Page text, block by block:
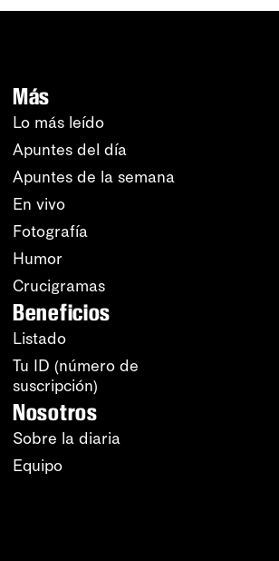
Más
Lo más leído
Apuntes del día
Apuntes de la semana
En vivo
Fotografía
Humor
Crucigramas
Beneficios
Listado
Tu ID (número de
suscripción)
Nosotros
Sobre la diaria
Equipo